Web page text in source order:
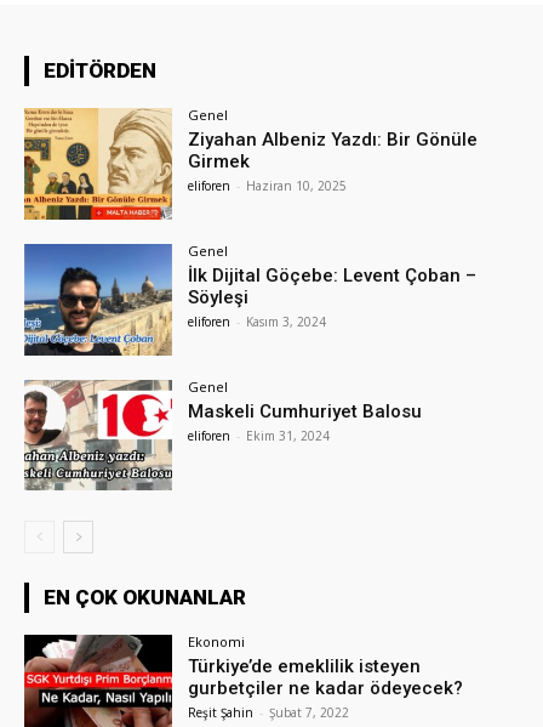
EDİTÖRDEN
Genel
Ziyahan Albeniz Yazdı: Bir Gönüle
Girmek
eliforen - Haziran 10, 2025
Genel
İlk Dijital Göçebe: Levent Çoban –
Söyleşi
eliforen - Kasım 3, 2024
Genel
Maskeli Cumhuriyet Balosu
eliforen - Ekim 31, 2024
EN ÇOK OKUNANLAR
Ekonomi
Türkiye’de emeklilik isteyen
gurbetçiler ne kadar ödeyecek?
Reşit Şahin - Şubat 7, 2022